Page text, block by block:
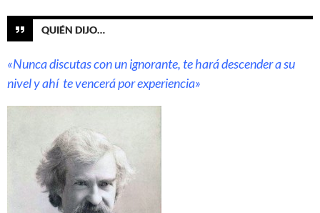
QUIÉN DIJO…
«Nunca discutas con un ignorante, te hará descender a su
nivel y ahí te vencerá por experiencia»